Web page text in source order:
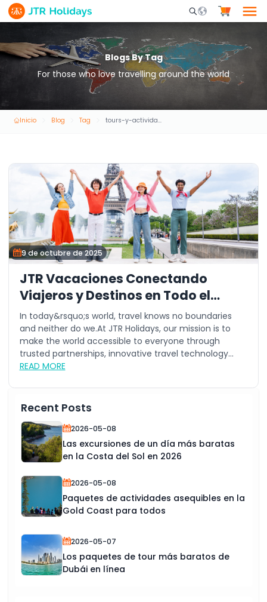
Mobile Search
Blogs By Tag
For those who love travelling around the world
Inicio Blog Tag tours-y-actividades
9 de octubre de 2025
JTR Vacaciones Conectando
Viajeros y Destinos en Todo el
Mundo
In today&rsquo;s world, travel knows no boundaries
and neither do we.At JTR Holidays, our mission is to
make the world accessible to everyone through
trusted partnerships, innovative travel technology...
READ MORE
Recent Posts
2026-05-08
Las excursiones de un día más baratas
en la Costa del Sol en 2026
2026-05-08
Paquetes de actividades asequibles en la
Gold Coast para todos
2026-05-07
Los paquetes de tour más baratos de
Dubái en línea